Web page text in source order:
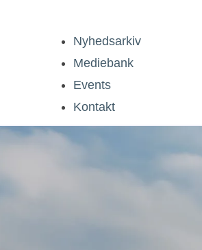
Nyhedsarkiv
Mediebank
Events
Kontakt